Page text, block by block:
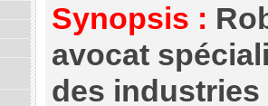
Synopsis :
avocat
des